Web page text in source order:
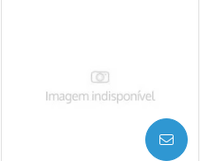
AVISE-ME